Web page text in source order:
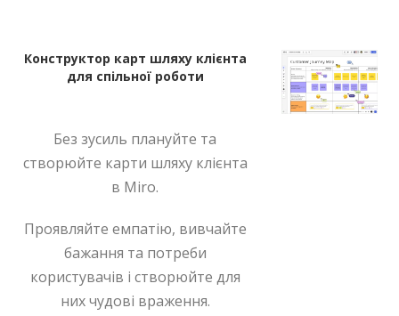
Конструктор карт шляху клієнта
для спільної роботи
Без зусиль плануйте та
створюйте карти шляху клієнта
в Miro.
Проявляйте емпатію, вивчайте
бажання та потреби
користувачів і створюйте для
них чудові враження.